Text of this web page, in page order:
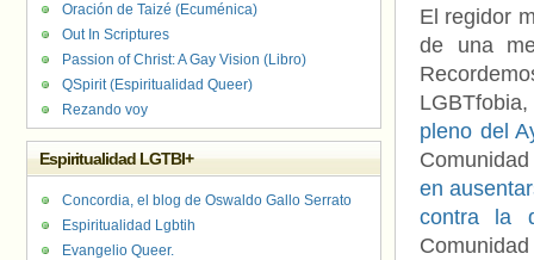
El regidor
de una
pleno del
en
contra la
Oración de Taizé (Ecuménica)
Out In Scriptures
Passion of Christ: A Gay Vision (Libro)
QSpirit (Espiritualidad Queer)
Rezando voy
Espiritualidad LGTBI+
Concordia, el blog de Oswaldo Gallo Serrato
Espiritualidad Lgbtih
Evangelio Queer.